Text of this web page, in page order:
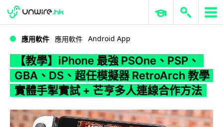
WWDC 2026 ERP 與商業 AI
應用軟件 應用軟件 Android App
【教學】iPhone 最強 PSOne、PSP、
GBA、DS、超任模擬器 RetroArch 教學
實體手掣實試 + 芒亨多人連線合作方法